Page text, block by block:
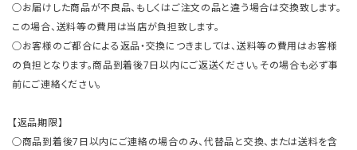
○お届けした商品が不良品、もしくはご注文の品と違う場合は交換致します。
この場合、送料等の費用は当店が負担致します。
○お客様のご都合による返品・交換につきましては、送料等の費用はお客様
の負担となります。商品到着後7日以内にご返送ください。その場合も必ず事
前にご連絡ください。
【返品期限】
○商品到着後7日以内にご連絡の場合のみ、代替品と交換、または送料を含